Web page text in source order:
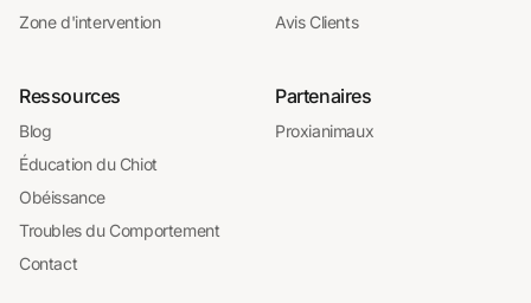
Zone d'intervention
Avis Clients
Ressources
Blog
Éducation du Chiot
Obéissance
Troubles du Comportement
Contact
Partenaires
Proxianimaux